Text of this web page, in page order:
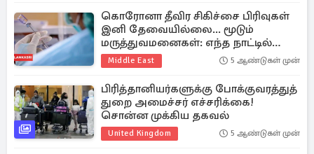
கொரோனா தீவிர சிகிச்சை பிரிவுகள்
இனி தேவையில்லை... மூடும்
மருத்துவமனைகள்: எந்த நாட்டில்
தெரியுமா?
Middle East 5 ஆண்டுகள் முன்
பிரித்தானியர்களுக்கு போக்குவரத்துத்
துறை அமைச்சர் எச்சரிக்கை!
சொன்ன முக்கிய தகவல்
United Kingdom 5 ஆண்டுகள் முன்